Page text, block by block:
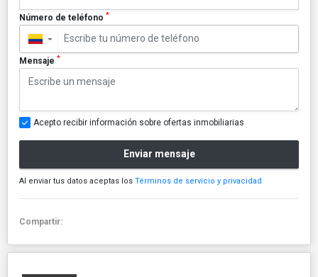
Número de teléfono *
▼
Mensaje *
Acepto recibir información sobre ofertas inmobiliarias
Enviar mensaje
Al enviar tus datos aceptas los Términos de servicio y privacidad
Compartir: